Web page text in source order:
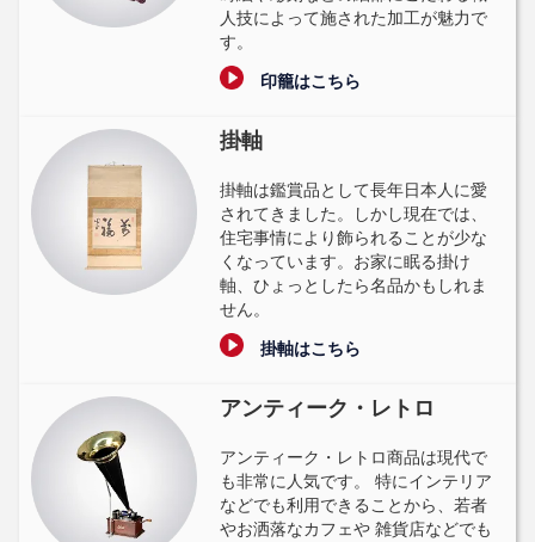
人技によって施された加工が魅力で
す。
印籠はこちら
掛軸
掛軸は鑑賞品として長年日本人に愛
されてきました。しかし現在では、
住宅事情により飾られることが少な
くなっています。お家に眠る掛け
軸、ひょっとしたら名品かもしれま
せん。
掛軸はこちら
アンティーク・レトロ
アンティーク・レトロ商品は現代で
も非常に人気です。 特にインテリア
などでも利用できることから、若者
やお洒落なカフェや 雑貨店などでも